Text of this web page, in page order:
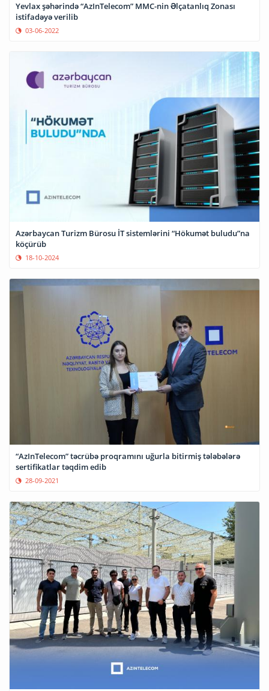
Yevlax şəhərində “AzInTelecom” MMC-nin Əlçatanlıq Zonası
istifadəyə verilib
03-06-2022
Azərbaycan Turizm Bürosu İT sistemlərini “Hökumət buludu”na
köçürüb
18-10-2024
“AzInTelecom” təcrübə proqramını uğurla bitirmiş tələbələrə
sertifikatlar təqdim edib
28-09-2021